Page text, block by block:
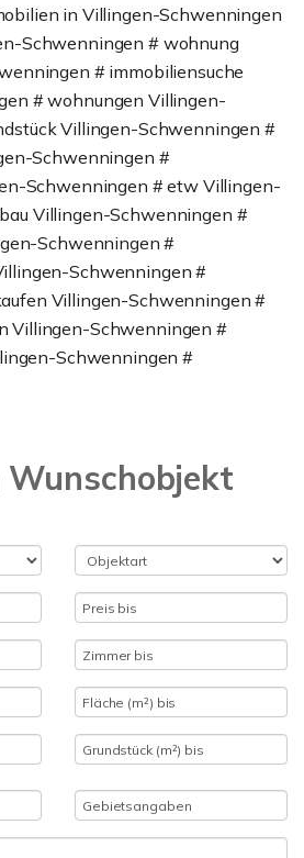
in Villingen-Schwenningen
Schwenningen # wohnung
# immobiliensuche
# wohnungen Villingen-
Villingen-Schwenningen #
Schwenningen #
Schwenningen # etw Villingen-
Villingen-Schwenningen #
Schwenningen #
Schwenningen #
Villingen-Schwenningen #
Villingen-Schwenningen #
Schwenningen #